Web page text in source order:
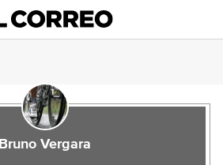
Bruno Vergara